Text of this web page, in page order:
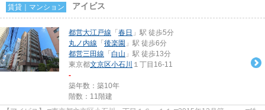
賃貸｜マンション アイビス
都営大江戸線 「 春日 」駅 徒歩5分
丸ノ内線 「 後楽園 」駅 徒歩6分
都営三田線 「 白山 」駅 徒歩13分
東京都文京区小石川 １丁目16-11
-
築年数：築10年
階数：11階建